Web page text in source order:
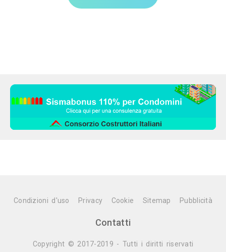
Condizioni d'uso Privacy Cookie Sitemap Pubblicità
Contatti
Copyright © 2017-2019 - Tutti i diritti riservati